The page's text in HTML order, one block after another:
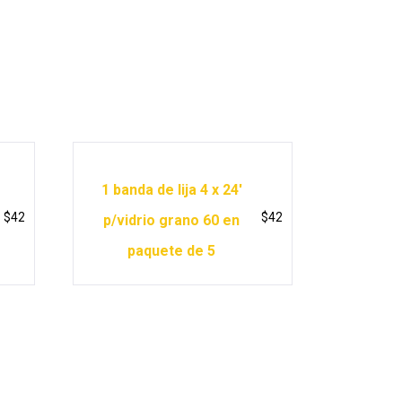
$42
1 banda de lija 4 x 24′
p/vidrio grano 60 en
paquete de 5
$42